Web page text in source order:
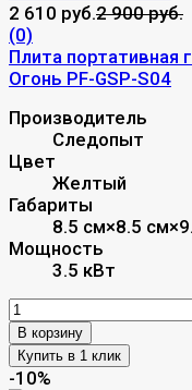
2 610 руб.2 900 руб.
(0)
Плита портативная
Огонь PF-GSP-S04
Производитель
Следопыт
Цвет
Желтый
Габариты
8.5 см×8.5
Мощность
3.5 кВт
В корзину
-10%